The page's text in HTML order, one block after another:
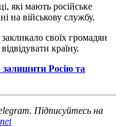
які мають російське
на військову службу.
своїх громадян
країну.
залишити Росію та
Підписуйтесь на